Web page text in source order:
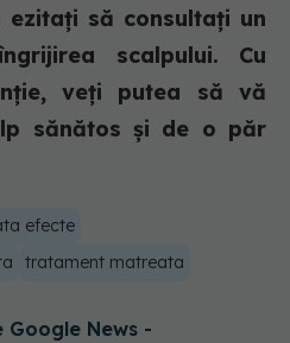
ezitați să consultați un
scalpului. Cu
veți putea să vă
sănătos și de o păr
efecte
tratament matreata
Google News -